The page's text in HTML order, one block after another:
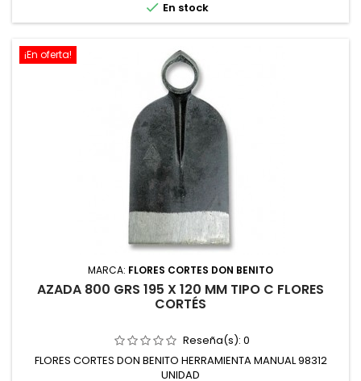
 En stock
¡En oferta!
MARCA: FLORES CORTES DON BENITO
AZADA 800 GRS 195 X 120 MM TIPO C FLORES
CORTÉS
Reseña(s): 0
FLORES CORTES DON BENITO HERRAMIENTA MANUAL 98312
UNIDAD